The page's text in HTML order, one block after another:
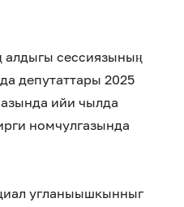
сессиязының
депутаттары 2025
ийи чылда
номчулгазында
угланыышкынныг